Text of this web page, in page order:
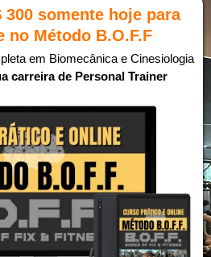
300 somente hoje para
no Método B.O.F.F
em Biomecânica e Cinesiologia
carreira de Personal Trainer